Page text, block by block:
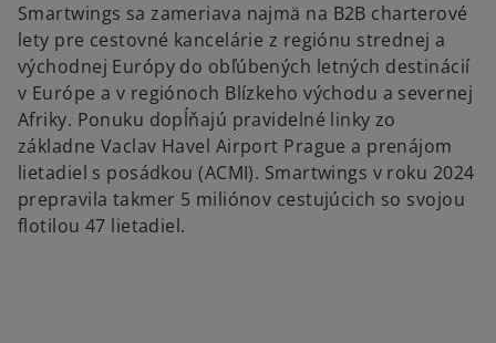
Smartwings sa zameriava najmä na B2B charterové
lety pre cestovné kancelárie z regiónu strednej a
východnej Európy do obľúbených letných destinácií
v Európe a v regiónoch Blízkeho východu a severnej
Afriky. Ponuku dopĺňajú pravidelné linky zo
základne Vaclav Havel Airport Prague a prenájom
lietadiel s posádkou (ACMI). Smartwings v roku 2024
prepravila takmer 5 miliónov cestujúcich so svojou
flotilou 47 lietadiel.